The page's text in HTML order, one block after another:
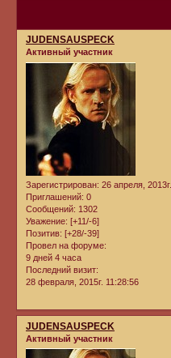
JUDENSAUSPECK
Активный участник
Зарегистрирован: 26 апреля, 2013г.
Приглашений: 0
Сообщений: 1302
Уважение: [+11/-6]
Позитив: [+28/-39]
Провел на форуме:
9 дней 4 часа
Последний визит:
28 февраля, 2015г. 11:28:56
JUDENSAUSPECK
Активный участник